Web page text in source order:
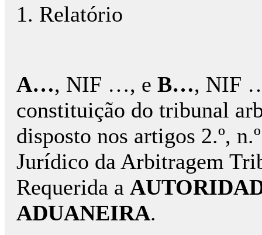
1. Relatório
A…, NIF …, e B…, NIF
constituição do tribunal
disposto nos artigos 2.º,
Jurídico da Arbitragem
Requerida a
ADUANEIRA.